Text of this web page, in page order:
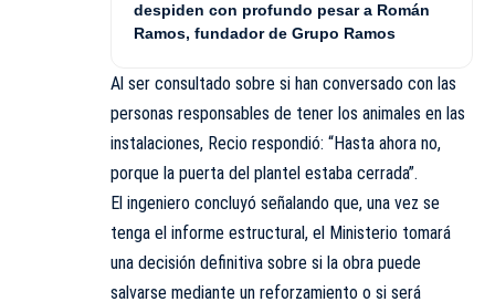
despiden con profundo pesar a Román
Ramos, fundador de Grupo Ramos
Al ser consultado sobre si han conversado con las
personas responsables de tener los animales en las
instalaciones, Recio respondió: “Hasta ahora no,
porque la puerta del plantel estaba cerrada”.
El ingeniero concluyó señalando que, una vez se
tenga el informe estructural, el Ministerio tomará
una decisión definitiva sobre si la obra puede
salvarse mediante un reforzamiento o si será